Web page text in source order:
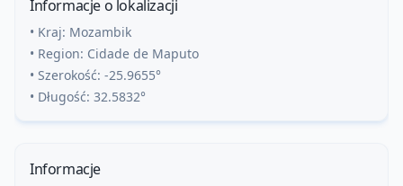
Informacje o lokalizacji
• Kraj: Mozambik
• Region: Cidade de Maputo
• Szerokość: -25.9655°
• Długość: 32.5832°
Informacje